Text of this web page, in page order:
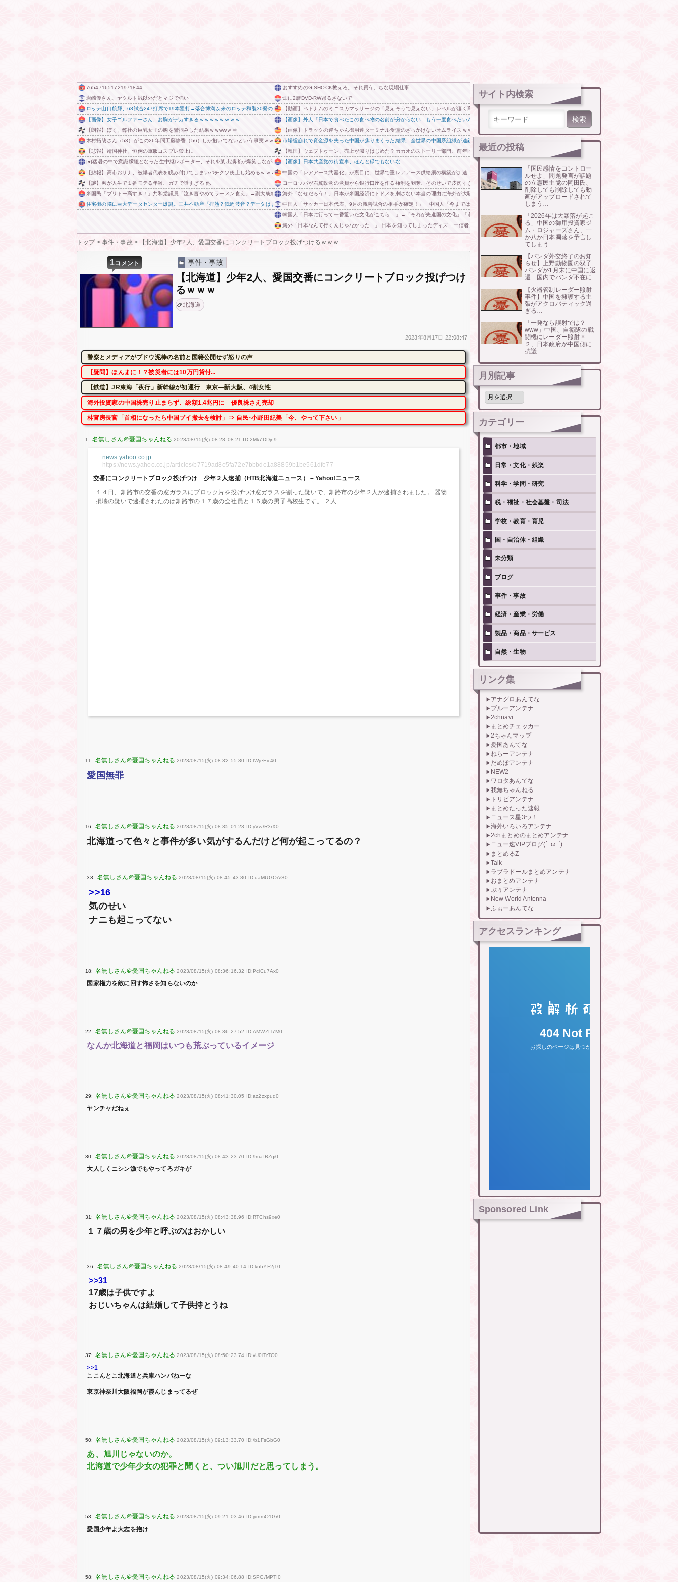
765471651721971844
岩崎優さん、ヤクルト戦以外だとマジで強い
ロッテ山口航輝、68試合247打席で19本塁打←落合博満以来のロッテ和製30発の可能性
【画像】女子ゴルファーさん、お胸がデカすぎるｗｗｗｗｗｗｗｗ
【朗報】ぼく、弊社の巨乳女子の胸を鷲掴みした結果ｗｗwwｗ⇒
木村拓哉さん（53）がこの26年間工藤静香（56）しか抱いてないという事実ｗｗｗｗ
【悲報】靖国神社、恒例の軍服コスプレ禁止に
|●|猛暑の中で意識朦朧となった生中継レポーター、それを某出演者が爆笑しながら現場レポート続行を強制する動画が再注目されて……
【悲報】高市おサナ、被爆者代表を睨み付けてしまいバチクソ炎上し始めるｗｗｗｗｗｗｗｗｗ
【謎】男が人生で１番モテる年齢、ガチで謎すぎる 他
米国民「ブリトー高すぎ！」共和党議員「泣き言やめてラーメン食え」→副大統領まで参戦ｗｗｗ
住宅街の隣に巨大データセンター爆誕。三井不動産「排熱？低周波音？データはまだ出せません」住民ブチギレ
おすすめのG-SHOCK教えろ。それ買う。ちな現場仕事
畑に2層DVD-RW吊るさないで
【動画】ベトナムのミニスカマッサージの「見えそうで見えない」レベルが凄く高い件ｗｗｗｗｗｗｗｗｗｗｗ
【画像】外人「日本で食べたこの食べ物の名前が分からない…もう一度食べたいんだけどこれ何？」
【画像】トラックの運ちゃん御用達ターミナル食堂のざっかけないオムライスｗｗｗｗｗｗｗｗｗｗ
市場総崩れで資金源を失った中国が焦りまくった結果、全世界の中国系組織が連鎖破綻する可能性が……
【韓国】ウェブトゥーン、売上が減りはじめた？カカオのストーリー部門、前年同期比で売上がマイナス16％
【画像】日本共産党の街宣車、ほんと碌でもないな
中国の「レアアース武器化」が裏目に、世界で重レアアース供給網の構築が加速
ヨーロッパが右翼政党の党員から銀行口座を作る権利を剥奪、そのせいで皮肉すぎる展開に突入しており……
海外「なぜだろう！」日本が米国経済にトドメを刺さない本当の理由に海外が大騒ぎ
中国人「サッカー日本代表、9月の親善試合の相手が確定！」 中国人「今までは実質的に全て引き分け」「野球のリベンジ戦」
韓国人「日本に行って一番驚いた文化がこちら…」→「それが先進国の文化」「市民意識が違う…（ﾌﾞﾙﾌﾞﾙ」＝韓国の反応
海外「日本なんて行くんじゃなかった…」 日本を知ってしまったディズニー信者、帰国後『本家』に失望する事態に
トップ> 事件・事故> 【北海道】少年2人、愛国交番にコンクリートブロック投げつけるｗｗｗ
1コメント 事件・事故
【北海道】少年2人、愛国交番にコンクリートブロック投げつけ
るｗｗｗ
北海道
2023年8月17日 22:08:47
警察とメディアがブドウ泥棒の名前と国籍公開せず怒りの声
【疑問】ほんまに！？被災者には10万円貸付...
【鉄道】JR東海「夜行」新幹線が初運行 東京―新大阪、4割女性
海外投資家の中国株売り止まらず、総額1.4兆円に 優良株さえ売却
林官房長官「首相になったら中国ブイ撤去を検討」⇒ 自民･小野田紀美「今、やって下さい」
1: 2023/08/15(火) 08:28:08.21 ID:2Mk7DDjn9
news.yahoo.co.jp
https://news.yahoo.co.jp/articles/b7719ad8c5fa72e7bbbde1a88859b1be561dfe77
交番にコンクリートブロック投げつけ 少年２人逮捕（HTB北海道ニュース） – Yahoo!ニュース
１４日、釧路市の交番の窓ガラスにブロック片を投げつけ窓ガラスを割った疑いで、釧路市の少年２人が逮捕されました。 器物
損壊の疑いで逮捕されたのは釧路市の１７歳の会社員と１５歳の男子高校生です。 ２人
11: 2023/08/15(火) 08:32:55.30 ID:tWjeEic40
愛国無罪
16: 2023/08/15(火) 08:35:01.23 ID:yVw/R3rX0
北海道って色々と事件が多い気がするんだけど何が起こってるの？
33: 2023/08/15(火) 08:45:43.80 ID:uaMUGOAG0
>>16
気のせい
ナニも起こってない
18: 2023/08/15(火) 08:36:16.32 ID:PclCu7Ax0
国家権力を敵に回す怖さを知らないのか
22: 2023/08/15(火) 08:36:27.52 ID:AMWZLl7M0
なんか北海道と福岡はいつも荒ぶっているイメージ
29: 2023/08/15(火) 08:41:30.05 ID:az2zxpuq0
ヤンチャだねぇ
30: 2023/08/15(火) 08:43:23.70 ID:9maIBZqi0
大人しくニシン漁でもやってろガキが
31: 2023/08/15(火) 08:43:38.96 ID:RTChs9xe0
１７歳の男を少年と呼ぶのはおかしい
36: 2023/08/15(火) 08:49:40.14 ID:kuhYF2jT0
>>31
17歳は子供ですよ
おじいちゃんは結婚して子供持とうね
37: 2023/08/15(火) 08:50:23.74 ID:vU0iTrTO0
>>1
ここんとこ北海道と兵庫ハンパねーな
東京神奈川大阪福岡が霞んじまってるぜ
50: 2023/08/15(火) 09:13:33.70 ID:/b1FsGbG0
あ、旭川じゃないのか。
北海道で少年少女の犯罪と聞くと、つい旭川だと思ってしまう。
53: 2023/08/15(火) 09:21:03.46 ID:jymmO1Gr0
愛国少年よ大志を抱け
58: 2023/08/15(火) 09:34:06.88 ID:SPG/MPTI0
サイト内検索
最近の投稿
「国民感情をコントロー
ルせよ」問題発言が話題
の立憲民主党の岡田氏、
削除しても削除しても動
画がアップロードされて
しまう…
「2026年は大暴落が起こ
る」中国の御用投資家ジ
ム・ロジャーズさん、一
か八か日本凋落を予言し
てしまう
【パンダ外交終了のお知
らせ】上野動物園の双子
パンダが1月末に中国に返
還…国内でパンダ不在に
【火器管制レーダー照射
事件】中国を擁護する主
張がアクロバティック過
ぎる…
「一発なら誤射では？
www」中国、自衛隊の戦
闘機にレーダー照射 ×
２、日本政府が中国側に
抗議
月別記事
月
記
事
カテゴリー
都市・地域
日常・文化・娯楽
科学・学問・研究
税・福祉・社会基盤・司法
学校・教育・育児
国・自治体・組織
未分類
ブログ
事件・事故
経済・産業・労働
製品・商品・サービス
自然・生物
リンク集
アナグロあんてな
ブルーアンテナ
2chnavi
まとめチェッカー
2ちゃんマップ
憂国あんてな
ねらーアンテナ
だめぽアンテナ
NEW2
ワロタあんてな
我無ちゃんねる
トリビアンテナ
まとめたった速報
ニュース星3つ！
海外いろいろアンテナ
2chまとめのまとめアンテナ
ニュー速VIPブログ(`･ω･´)
まとめるZ
Talk
ラブラドールまとめアンテナ
おまとめアンテナ
ぷぅアンテナ
New World Antenna
ふぉーあんてな
アクセスランキング
Sponsored Link